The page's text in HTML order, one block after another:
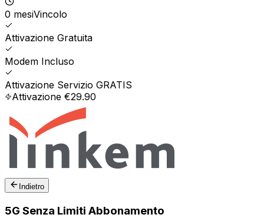
0 mesiVincolo
Attivazione Gratuita
Modem Incluso
Attivazione Servizio GRATIS
Attivazione €29.90
Indietro
5G Senza Limiti Abbonamento